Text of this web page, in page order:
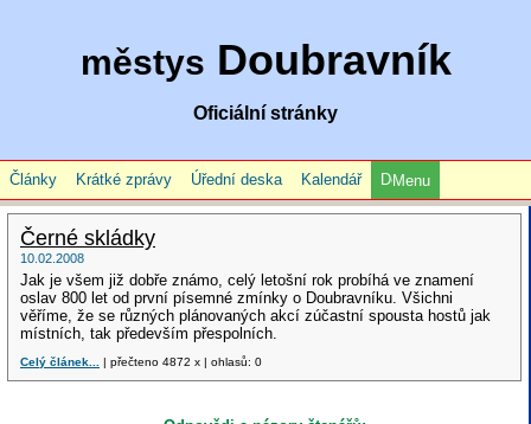
městys Doubravník
Oficiální stránky
Články Krátké zprávy Úřední deska Kalendář Menu
Černé skládky
10.02.2008
Jak je všem již dobře známo, celý letošní rok probíhá ve znamení
oslav 800 let od první písemné zmínky o Doubravníku. Všichni
věříme, že se různých plánovaných akcí zúčastní spousta hostů jak
místních, tak především přespolních.
Celý článek... | přečteno 4872 x | ohlasů: 0